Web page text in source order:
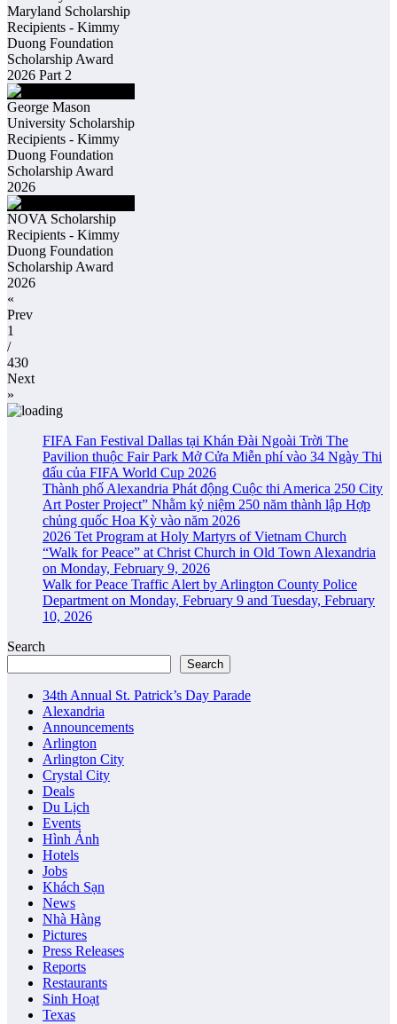
Maryland Scholarship
Recipients - Kimmy
Duong Foundation
Scholarship Award
2026 Part 2
George Mason
University Scholarship
Recipients - Kimmy
Duong Foundation
Scholarship Award
2026
NOVA Scholarship
Recipients - Kimmy
Duong Foundation
Scholarship Award
2026
«
Prev
1
/
430
Next
»
FIFA Fan Festival Dallas tại Khán Đài Ngoài Trời The
Pavilion thuộc Fair Park Mở Cửa Miễn phí vào 34 Ngày Thi
đấu của FIFA World Cup 2026
Thành phố Alexandria Phát động Cuộc thi America 250 City
Art Poster Project” Nhằm kỷ niệm 250 năm thành lập Hợp
chủng quốc Hoa Kỳ vào năm 2026
2026 Tet Program at Holy Martyrs of Vietnam Church
“Walk for Peace” at Christ Church in Old Town Alexandria
on Monday, February 9, 2026
Walk for Peace Traffic Alert by Arlington County Police
Department on Monday, February 9 and Tuesday, February
10, 2026
Search
Search
34th Annual St. Patrick’s Day Parade
Alexandria
Announcements
Arlington
Arlington City
Crystal City
Deals
Du Lịch
Events
Hình Ảnh
Hotels
Jobs
Khách Sạn
News
Nhà Hàng
Pictures
Press Releases
Reports
Restaurants
Sinh Hoạt
Texas